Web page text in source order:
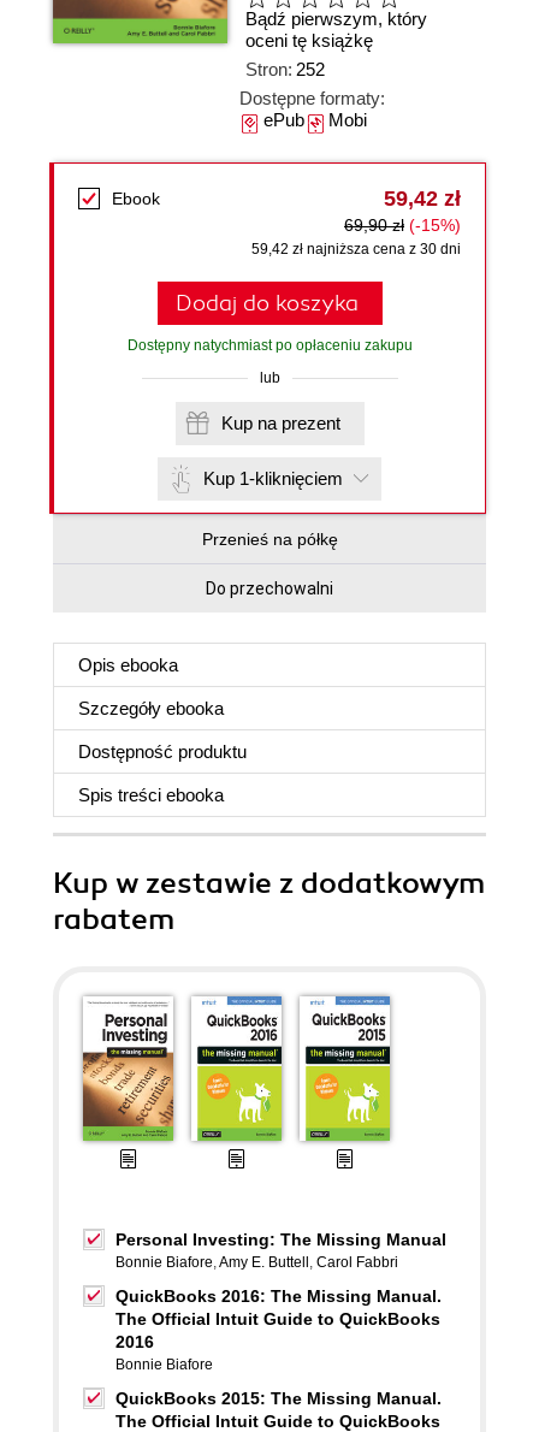
Bądź pierwszym, który
oceni tę książkę
Stron: 252
Dostępne formaty:
ePubMobi
Ebook 59,42 zł
69,90 zł (-15%)
59,42 zł najniższa cena z 30 dni
Dodaj do koszyka
Dostępny natychmiast po opłaceniu zakupu
lub
Kup na prezent
Kup 1-kliknięciem
Przenieś na półkę
Do przechowalni
Opis ebooka
Szczegóły ebooka
Dostępność produktu
Spis treści ebooka
Kup w zestawie z dodatkowym
rabatem
Personal Investing: The Missing Manual
Bonnie Biafore,Amy E. Buttell , Carol Fabbri
QuickBooks 2016: The Missing Manual.
The Official Intuit Guide to QuickBooks
2016
Bonnie Biafore
QuickBooks 2015: The Missing Manual.
The Official Intuit Guide to QuickBooks